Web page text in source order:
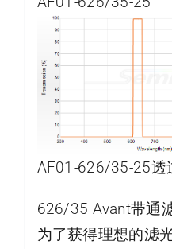
AF01-626/35-25透
626/35 Avant带通
为了获得理想的滤